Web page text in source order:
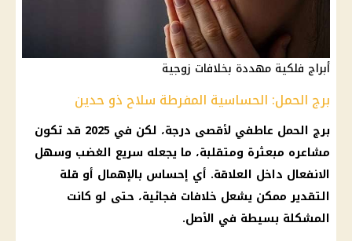
أبراج فلكية مهددة بخلافات زوجية
برج الحمل: الحساسية المفرطة سلاح ذو حدين
برج الحمل عاطفي لأقصى درجة، لكن في 2025 قد تكون
مشاعره مبعثرة ومتقلبة، ما يجعله سريع الغضب وسهل
الانفعال داخل العلاقة. أي إحساس بالإهمال أو قلة
التقدير ممكن يشعل خلافات فجائية، حتى لو كانت
المشكلة بسيطة في الأصل.